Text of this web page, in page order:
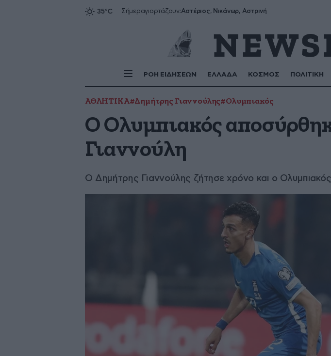
Σήμεραγιορτάζουν:Αστέριος, Νικάνωρ, Αστρινή
ΡΟΗ ΕΙΔΗΣΕΩΝ ΕΛΛΑΔΑ ΚΟΣΜΟΣ ΠΟΛΙΤΙΚΗ
ΑΘΛΗΤΙΚΑ#Δημήτρης Γιαννούλης#Ολυμπιακός
Ο Ολυμπιακός
Γιαννούλη
Ο Δημήτρης Γιαννούλης ζήτησε χρόνο και ο